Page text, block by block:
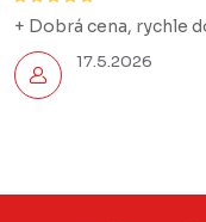
17.5.2026
+ Dobrá cena, rychle